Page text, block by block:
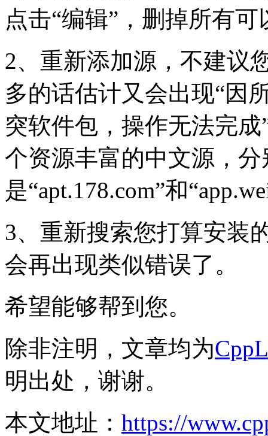
点击“编辑”，删掉所有
2、重新添加源，不建议
多的话估计又会出现“因
突软件包，操作无法完
个资源丰富的中文源，分
是“apt.178.com”和
3、重新搜索您打算安装
会再出现类似错误了。
希望能够帮到您。
除非注明，文章均为
明出处，谢谢。
本文地址： https://